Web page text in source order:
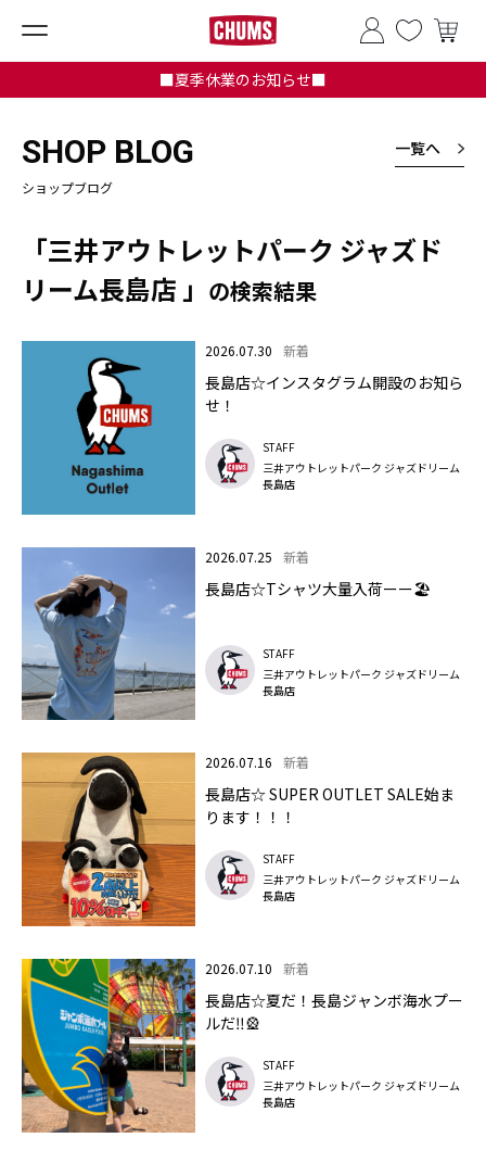
■夏季休業のお知らせ■
SHOP BLOG
ショップブログ
一覧へ
「三井アウトレットパーク ジャズド
リーム長島店 」 の検索結果
2026.07.30 新着
長島店☆インスタグラム開設のお知ら
せ！
STAFF
三井アウトレットパーク ジャズドリーム
長島店
2026.07.25 新着
長島店☆Tシャツ大量入荷ーー🏖️
STAFF
三井アウトレットパーク ジャズドリーム
長島店
2026.07.16 新着
長島店☆ SUPER OUTLET SALE始ま
ります！！！
STAFF
三井アウトレットパーク ジャズドリーム
長島店
2026.07.10 新着
長島店☆夏だ！長島ジャンボ海水プー
ルだ‼🎡
STAFF
三井アウトレットパーク ジャズドリーム
長島店